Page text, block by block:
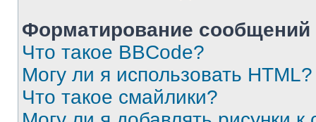
Форматирование
Что такое BBCode?
Могу ли я использовать HTML?
Что такое смайлики?